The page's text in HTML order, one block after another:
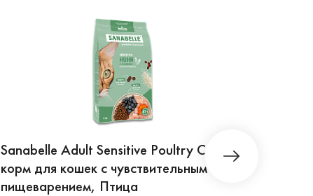
Sanabelle Adult Sensitive Poultry Сухой
корм для кошек с чувствительным
пищеварением, Птица